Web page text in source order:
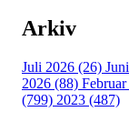
Arkiv
Juli 2026 (26)
2026 (88)
(799) 2023 (487)